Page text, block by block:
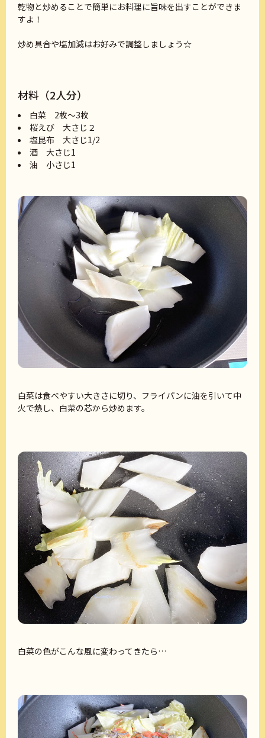
乾物と炒めることで簡単にお料理に旨味を出すことができま
すよ！
炒め具合や塩加減はお好みで調整しましょう☆
材料（2人分）
白菜 2枚〜3枚
桜えび 大さじ２
塩昆布 大さじ1/2
酒 大さじ1
油 小さじ1
白菜は食べやすい大きさに切り、フライパンに油を引いて中
火で熱し、白菜の芯から炒めます。
白菜の色がこんな風に変わってきたら…